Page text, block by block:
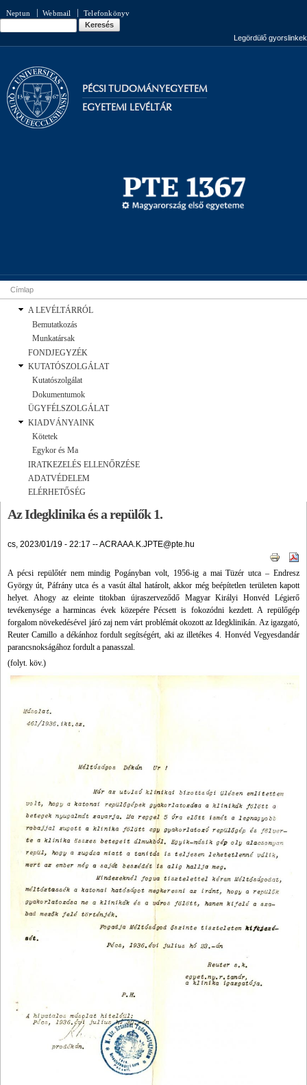
tartalomra
Neptun Webmail Telefonkönyv
Keresés űrlap
Legördülő gyorslinkek
PÉCSI TUDOMÁNYEGYETEM
EGYETEMI LEVÉLTÁR
Jelenlegi hely
Címlap
A LEVÉLTÁRRÓL
Bemutatkozás
Munkatársak
FONDJEGYZÉK
KUTATÓSZOLGÁLAT
Kutatószolgálat
Dokumentumok
ÜGYFÉLSZOLGÁLAT
KIADVÁNYAINK
Kötetek
Egykor és Ma
IRATKEZELÉS ELLENŐRZÉSE
ADATVÉDELEM
ELÉRHETŐSÉG
Az Idegklinika és a repülők 1.
cs, 2023/01/19 - 22:17 --ACRAAA.K.JPTE@pte.hu
A pécsi repülőtér nem mindig Pogányban volt, 1956-ig a mai Tüzér utca – Endresz
György út, Páfrány utca és a vasút által határolt, akkor még beépítetlen területen kapott
helyet. Ahogy az eleinte titokban újraszerveződő Magyar Királyi Honvéd Légierő
tevékenysége a harmincas évek közepére Pécsett is fokozódni kezdett. A repülőgép
forgalom növekedésével járó zaj nem várt problémát okozott az Idegklinikán. Az igazgató,
Reuter Camillo a dékánhoz fordult segítségért, aki az illetékes 4. Honvéd Vegyesdandár
parancsnokságához fordult a panasszal.
(folyt. köv.)